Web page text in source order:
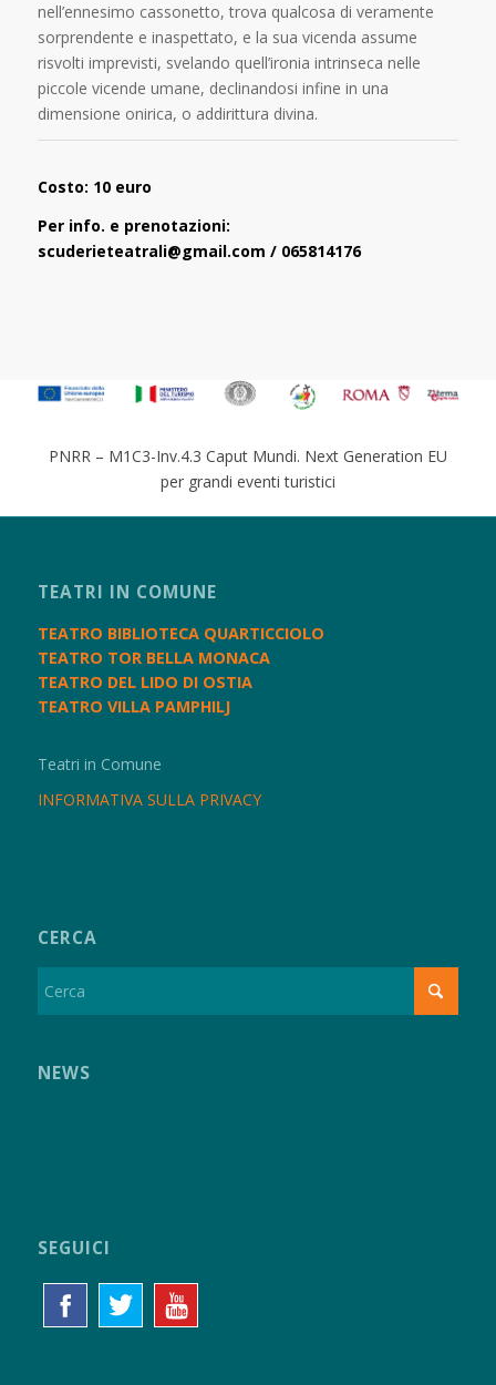
nell’ennesimo cassonetto, trova qualcosa di veramente
sorprendente e inaspettato, e la sua vicenda assume
risvolti imprevisti, svelando quell’ironia intrinseca nelle
piccole vicende umane, declinandosi infine in una
dimensione onirica, o addirittura divina.
Costo: 10 euro
Per info. e prenotazioni:
scuderieteatrali@gmail.com / 065814176
PNRR – M1C3-Inv.4.3 Caput Mundi. Next Generation EU
per grandi eventi turistici
TEATRI IN COMUNE
TEATRO BIBLIOTECA QUARTICCIOLO
TEATRO TOR BELLA MONACA
TEATRO DEL LIDO DI OSTIA
TEATRO VILLA PAMPHILJ
Teatri in Comune
INFORMATIVA SULLA PRIVACY
CERCA
NEWS
SEGUICI